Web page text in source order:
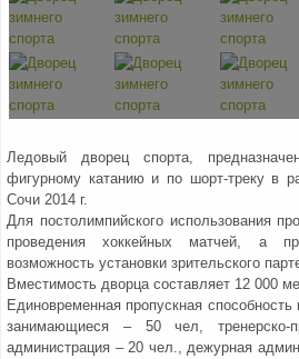
Ледовый дворец спорта,
фигурному катанию и по шорт-треку в
Сочи 2014 г.
Для постолимпийского использования
проведения хоккейных матчей, а
возможность установки зрительского
Вместимость дворца составляет 12 000
Единовременная пропускная
занимающиеся – 50 чел, тренерско-
администрация – 20 чел., дежурная